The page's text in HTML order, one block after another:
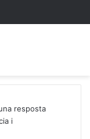
resposta
i